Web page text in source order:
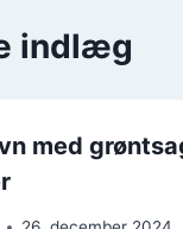
indlæg
med